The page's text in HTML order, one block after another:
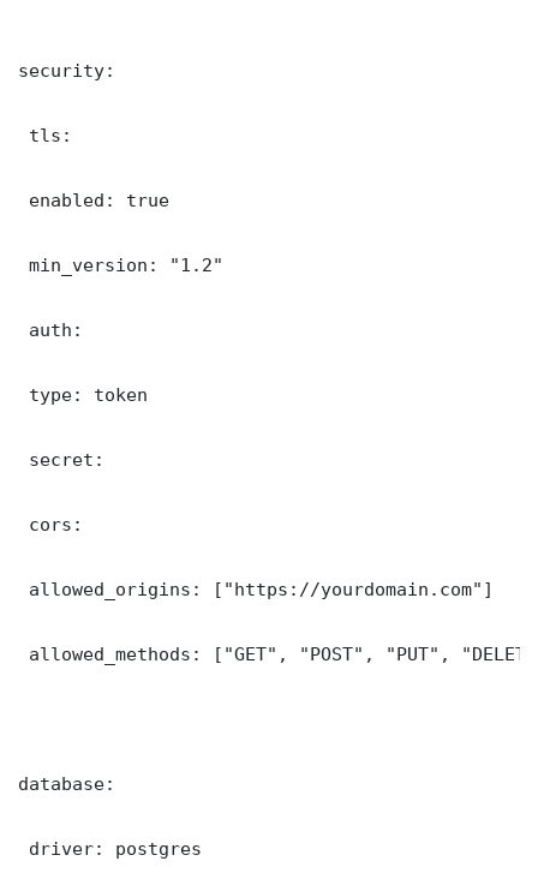
security:
tls:
enabled: true
min_version: "1.2"
auth:
type: token
secret:
cors:
allowed_origins: ["https://yourdomain.com"]
allowed_methods: ["GET", "POST", "PUT",
database:
driver: postgres